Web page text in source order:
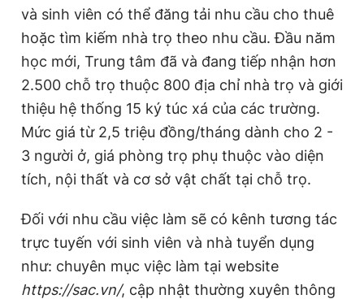
và sinh viên có thể đăng tải nhu cầu cho thuê
hoặc tìm kiếm nhà trọ theo nhu cầu. Đầu năm
học mới, Trung tâm đã và đang tiếp nhận hơn
2.500 chỗ trọ thuộc 800 địa chỉ nhà trọ và giới
thiệu hệ thống 15 ký túc xá của các trường.
Mức giá từ 2,5 triệu đồng/tháng dành cho 2 -
3 người ở, giá phòng trọ phụ thuộc vào diện
tích, nội thất và cơ sở vật chất tại chỗ trọ.
Đối với nhu cầu việc làm sẽ có kênh tương tác
trực tuyến với sinh viên và nhà tuyển dụng
như: chuyên mục việc làm tại website
https://sac.vn/, cập nhật thường xuyên thông